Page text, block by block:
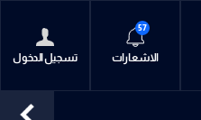
57
الاشعارات تسجيل الدخول